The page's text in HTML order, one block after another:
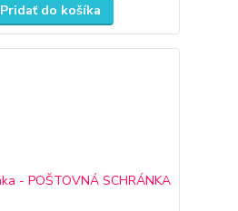
Pridať do košíka